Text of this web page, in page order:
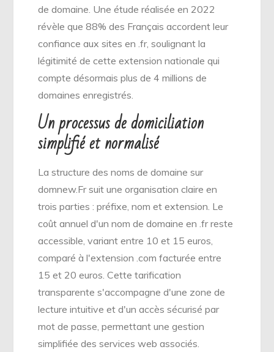
de domaine. Une étude réalisée en 2022
révèle que 88% des Français accordent leur
confiance aux sites en .fr, soulignant la
légitimité de cette extension nationale qui
compte désormais plus de 4 millions de
domaines enregistrés.
Un processus de domiciliation
simplifié et normalisé
La structure des noms de domaine sur
domnew.Fr suit une organisation claire en
trois parties : préfixe, nom et extension. Le
coût annuel d'un nom de domaine en .fr reste
accessible, variant entre 10 et 15 euros,
comparé à l'extension .com facturée entre
15 et 20 euros. Cette tarification
transparente s'accompagne d'une zone de
lecture intuitive et d'un accès sécurisé par
mot de passe, permettant une gestion
simplifiée des services web associés.